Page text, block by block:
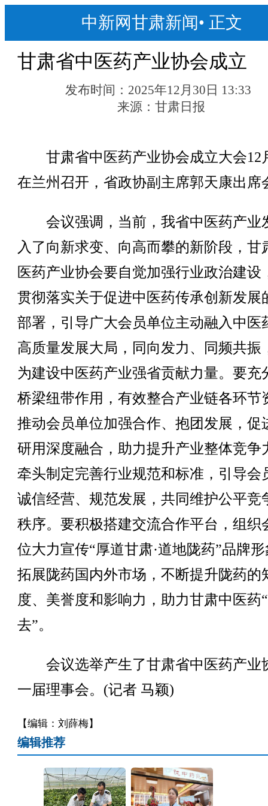
中新网甘肃新闻• 正文
甘肃省中医药产业协会成立
发布时间： 2025年12月30日 13:33
来源：甘肃日报
甘肃省中医药产业协会成立大会12
在兰州召开，省政协副主席郭天康出席
会议强调，当前，我省中医药产业
入了向新求变、向高而攀的新阶段，甘
医药产业协会要自觉加强行业政治建设
贯彻落实关于促进中医药传承创新发展
部署，引导广大会员单位主动融入中医
高质量发展大局，同向发力、同频共振
为建设中医药产业强省贡献力量。要充
桥梁纽带作用，有效整合产业链各环节
推动会员单位加强合作、抱团发展，促
研用深度融合，助力提升产业整体竞争
牵头制定完善行业规范和标准，引导会
诚信经营、规范发展，共同维护公平竞
秩序。要积极搭建交流合作平台，组织
位大力宣传“厚道甘肃·道地陇药”品牌
拓展陇药国内外市场，不断提升陇药的
度、美誉度和影响力，助力甘肃中医药
去”。
会议选举产生了甘肃省中医药产业
一届理事会。(记者 马颖)
【编辑：刘薛梅】
编辑推荐